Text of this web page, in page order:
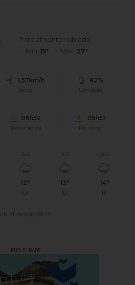
Parcialmente nublado
Mín. 15° Máx. 27°
1.57km/h
Vento
82%
Umidade
06h52
Nascer do sol
05h51
Pôr do sol
SEG
12°
10°
TER
13°
10°
QUA
14°
11°
Atualizado às 09h01
PUBLICIDADE